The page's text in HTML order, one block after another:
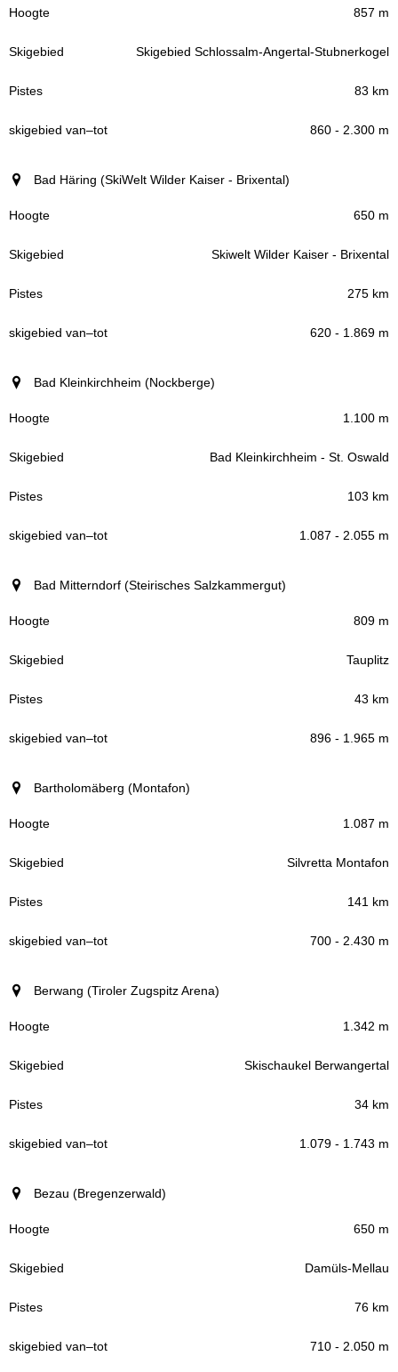
857 m
Skigebied Schlossalm-Angertal-Stubnerkogel
83 km
860 - 2.300 m
Bad Häring (SkiWelt Wilder Kaiser - Brixental)
650 m
Skiwelt Wilder Kaiser - Brixental
275 km
620 - 1.869 m
Bad Kleinkirchheim (Nockberge)
1.100 m
Bad Kleinkirchheim - St. Oswald
103 km
1.087 - 2.055 m
Bad Mitterndorf (Steirisches Salzkammergut)
809 m
Tauplitz
43 km
896 - 1.965 m
Bartholomäberg (Montafon)
1.087 m
Silvretta Montafon
141 km
700 - 2.430 m
Berwang (Tiroler Zugspitz Arena)
1.342 m
Skischaukel Berwangertal
34 km
1.079 - 1.743 m
Bezau (Bregenzerwald)
650 m
Damüls-Mellau
76 km
710 - 2.050 m